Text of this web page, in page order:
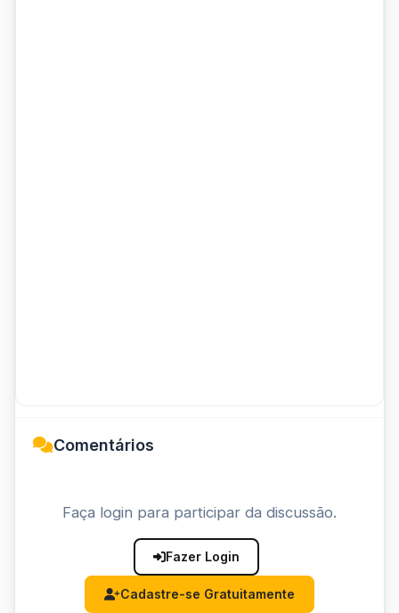
Comentários
Faça login para participar da discussão.
Fazer Login
Cadastre-se Gratuitamente